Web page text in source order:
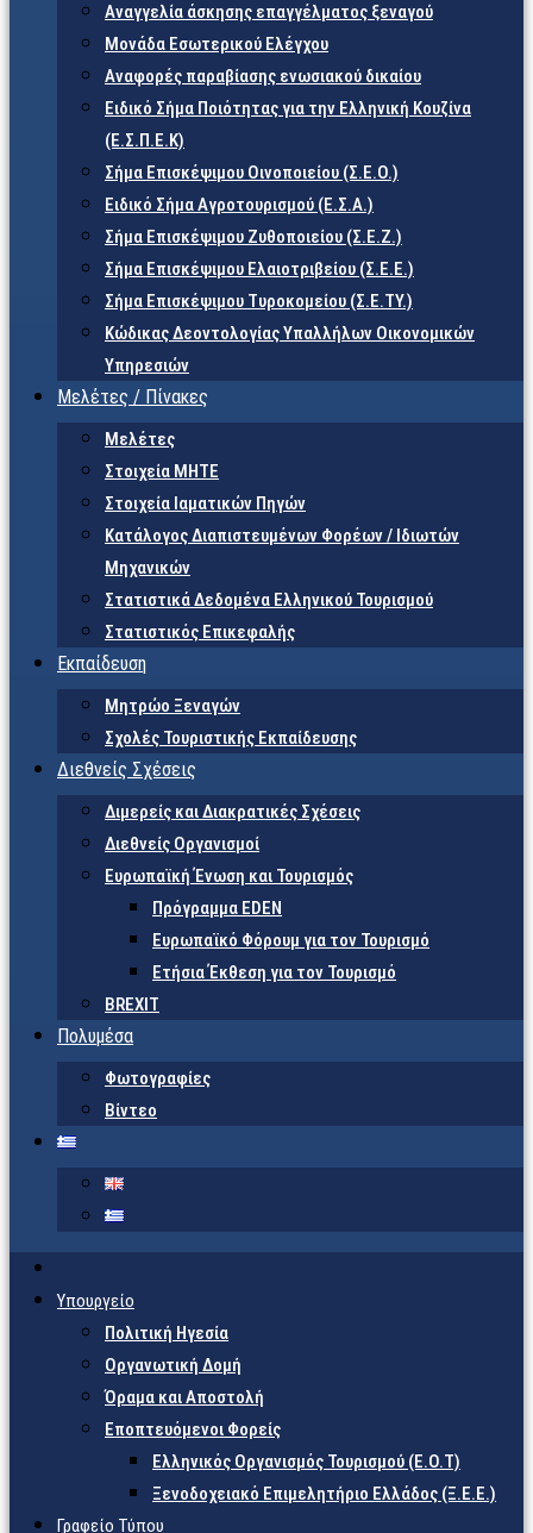
Αναγγελία άσκησης επαγγέλματος ξεναγού
Μονάδα Εσωτερικού Ελέγχου
Αναφορές παραβίασης ενωσιακού δικαίου
Ειδικό Σήμα Ποιότητας για την Ελληνική Κουζίνα
(Ε.Σ.Π.Ε.Κ)
Σήμα Επισκέψιμου Οινοποιείου (Σ.Ε.Ο.)
Ειδικό Σήμα Αγροτουρισμού (Ε.Σ.Α.)
Σήμα Επισκέψιμου Ζυθοποιείου (Σ.Ε.Ζ.)
Σήμα Επισκέψιμου Ελαιοτριβείου (Σ.Ε.Ε.)
Σήμα Επισκέψιμου Τυροκομείου (Σ.Ε.TY.)
Κώδικας Δεοντολογίας Υπαλλήλων Οικονομικών
Υπηρεσιών
Μελέτες / Πίνακες
Μελέτες
Στοιχεία ΜΗΤΕ
Στοιχεία Ιαματικών Πηγών
Κατάλογος Διαπιστευμένων Φορέων / Ιδιωτών
Μηχανικών
Στατιστικά Δεδομένα Ελληνικού Τουρισμού
Στατιστικός Επικεφαλής
Εκπαίδευση
Μητρώο Ξεναγών
Σχολές Τουριστικής Εκπαίδευσης
Διεθνείς Σχέσεις
Διμερείς και Διακρατικές Σχέσεις
Διεθνείς Οργανισμοί
Ευρωπαϊκή Ένωση και Τουρισμός
Πρόγραμμα EDEN
Ευρωπαϊκό Φόρουμ για τον Τουρισμό
Ετήσια Έκθεση για τον Τουρισμό
BREXIT
Πολυμέσα
Φωτογραφίες
Βίντεο
Υπουργείο
Πολιτική Ηγεσία
Οργανωτική Δομή
Όραμα και Αποστολή
Εποπτευόμενοι Φορείς
Eλληνικός Οργανισμός Τουρισμού (Ε.Ο.Τ)
Ξενοδοχειακό Επιμελητήριο Ελλάδος (Ξ.Ε.Ε.)
Γραφείο Τύπου